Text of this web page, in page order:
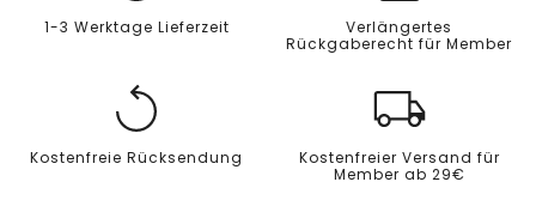
1-3 Werktage Lieferzeit
Verlängertes
Rückgaberecht für Member
Kostenfreie Rücksendung
Kostenfreier Versand für
Member ab 29€